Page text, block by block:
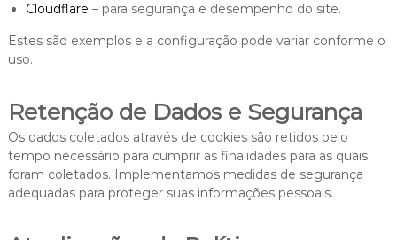
Cloudflare – para segurança e desempenho do site.
Estes são exemplos e a configuração pode variar conforme o
uso.
Retenção de Dados e Segurança
Os dados coletados através de cookies são retidos pelo
tempo necessário para cumprir as finalidades para as quais
foram coletados. Implementamos medidas de segurança
adequadas para proteger suas informações pessoais.